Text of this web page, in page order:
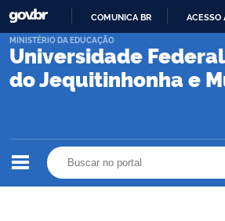
PARA
CONTEÚDO
COMUNICA BR ACESSO
Universidade
do Jequitinhonha e
MINISTÉRIO DA EDUCAÇÃO